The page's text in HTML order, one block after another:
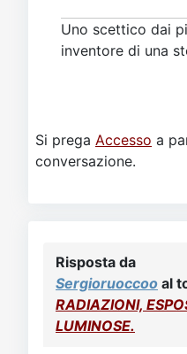
Uno scettico dai
inventore di una
Si prega Accesso a
conversazione.
Risposta da
Sergioruoccoo al
RADIAZIONI,
LUMINOSE.